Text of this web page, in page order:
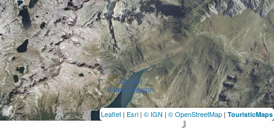
Leaflet | Esri | © IGN | © OpenStreetMap | TouristicMaps